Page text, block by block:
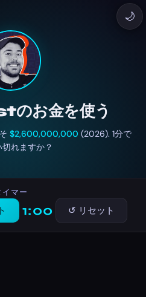
🌙
お金を使う
$2,600,000,000 (2026). 1分で
れますか？
イマー
1:00 ↺ リセット